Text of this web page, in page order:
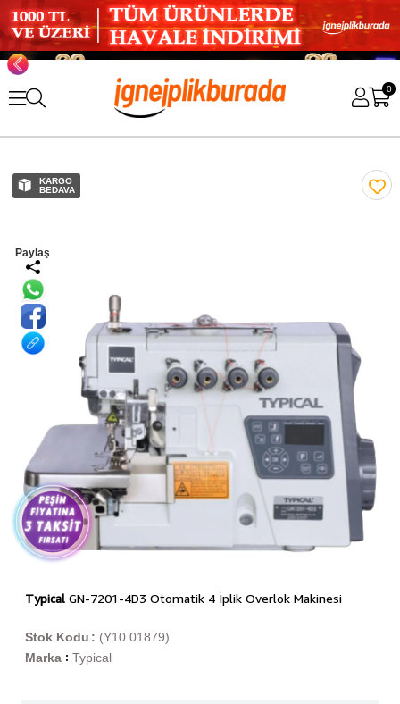
0
KARGO
BEDAVA
Paylaş
TypicalGN-7201-4D3 Otomatik 4 İplik Overlok Makinesi
(Y10.01879)
Stok Kodu
Marka : Typical